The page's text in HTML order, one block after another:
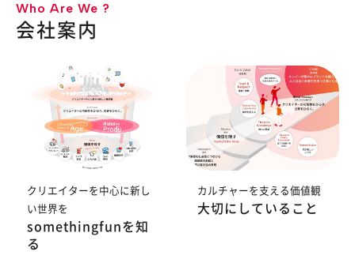
Who Are We ?
会社案内
クリエイターを中心に新し
い世界を
somethingfunを知
る
カルチャーを支える価値観
大切にしていること